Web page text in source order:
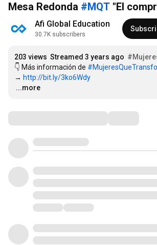
Mesa Redonda #MQT "El
Afi Global Education
30.7K subscribers
203 views Streamed 3 years ago
👇 Más información de
→ http://bit.ly/3ko6Wdy
…
...more